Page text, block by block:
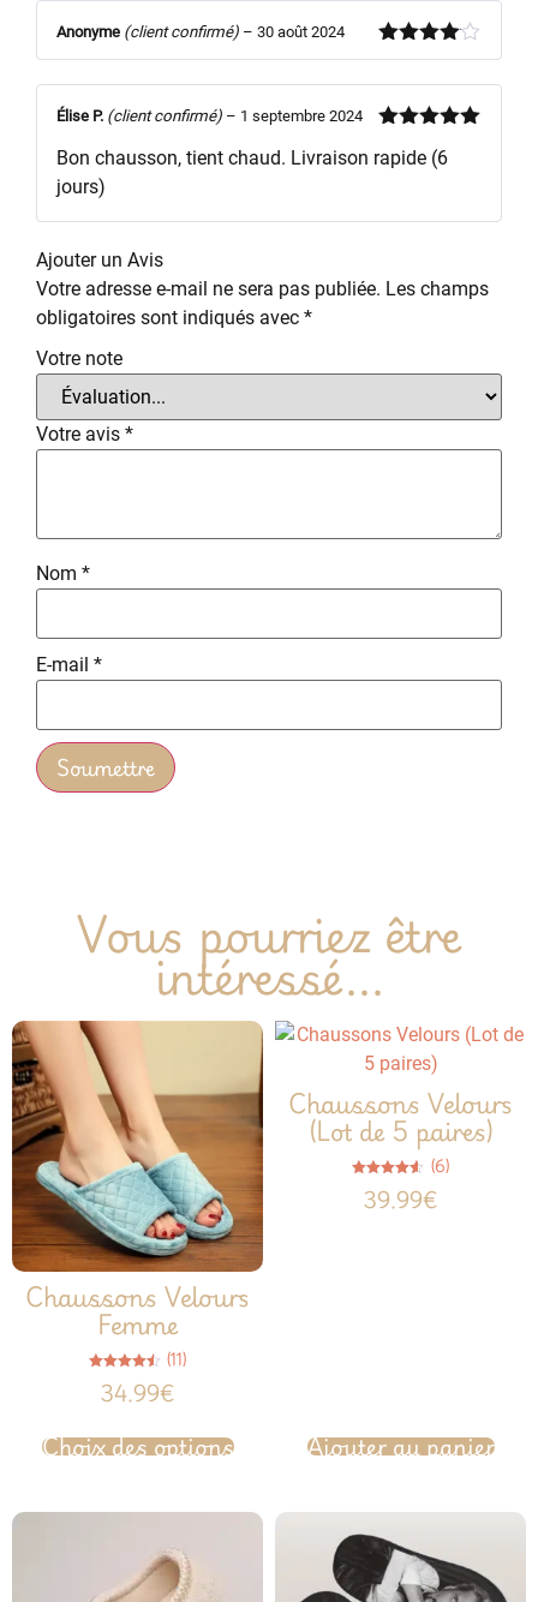
Note4
Anonyme (client confirmé) – 30 août 2024
5
Élise P. (client confirmé) – 1 septembre 2024
Bon chausson, tient chaud. Livraison rapide (6
jours)
Ajouter un Avis
Votre adresse e-mail ne sera pas publiée. Les champs
obligatoires sont indiqués avec *
Votre note
Votre avis *
Nom *
E-mail *
Vous pourriez être
intéressé...
Chaussons Velours
Femme
4.45
sur 5
(11)
34.99€
Choix des options
Chaussons Velours
(Lot de 5 paires)
4.50
sur 5
(6)
39.99€
Ajouter au panier